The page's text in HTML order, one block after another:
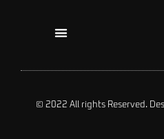
© 2022 All rights Reserved.